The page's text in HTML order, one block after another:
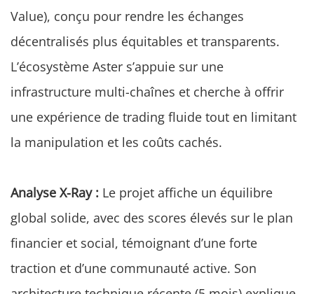
Value), conçu pour rendre les échanges
décentralisés plus équitables et transparents.
L’écosystème Aster s’appuie sur une
infrastructure multi-chaînes et cherche à offrir
une expérience de trading fluide tout en limitant
la manipulation et les coûts cachés.
Analyse X-Ray : Le projet affiche un équilibre
global solide, avec des scores élevés sur le plan
financier et social, témoignant d’une forte
traction et d’une communauté active. Son